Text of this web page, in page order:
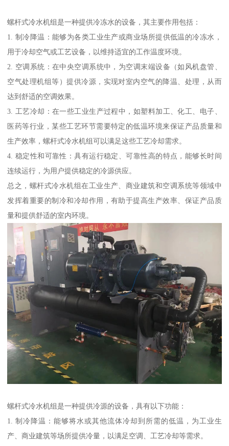
螺杆式冷水机组是一种提供冷冻水的设备，其主要作用包括：
1. 制冷降温：能够为各类工业生产或商业场所提供低温的冷冻水，
用于冷却空气或工艺设备，以维持适宜的工作温度环境。
2. 空调系统：在中央空调系统中，为空调末端设备（如风机盘管、
空气处理机组等）提供冷源，实现对室内空气的降温、处理，从而
达到舒适的空调效果。
3. 工艺冷却：在一些工业生产过程中，如塑料加工、化工、电子、
医药等行业，某些工艺环节需要特定的低温环境来保证产品质量和
生产效率，螺杆式冷水机组可以满足这些工艺冷却需求。
4. 稳定性和可靠性：具有运行稳定、可靠性高的特点，能够长时间
连续运行，为用户提供稳定的冷源供应。
总之，螺杆式冷水机组在工业生产、商业建筑和空调系统等领域中
发挥着重要的制冷和冷却作用，有助于提高生产效率、保证产品质
量和提供舒适的室内环境。
螺杆式冷水机组是一种提供冷源的设备，具有以下功能：
1. 制冷降温：能够将水或其他流体冷却到所需的低温，为工业生
产、商业建筑等场所提供冷量，以满足空调、工艺冷却等需求。